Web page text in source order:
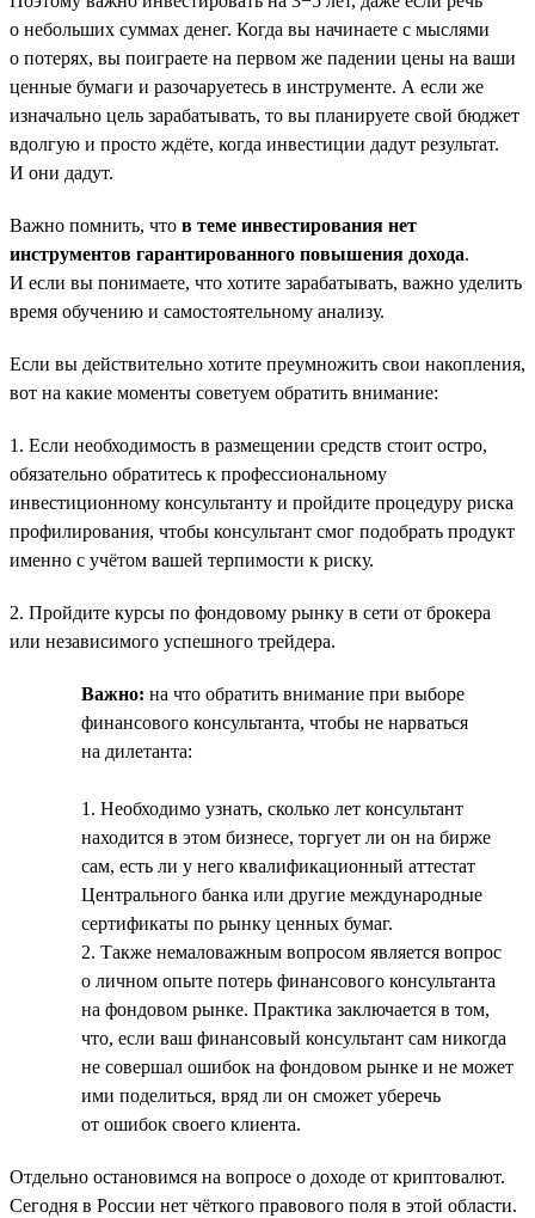
о небольших суммах денег. Когда вы начинаете с мыслями
о потерях, вы поиграете на первом же падении цены на ваши
ценные бумаги и разочаруетесь в инструменте. А если же
изначально цель зарабатывать, то вы планируете свой бюджет
вдолгую и просто ждёте, когда инвестиции дадут результат.
И они дадут.
Важно помнить, что в теме инвестирования нет
инструментов гарантированного повышения дохода.
И если вы понимаете, что хотите зарабатывать, важно уделить
время обучению и самостоятельному анализу.
Если вы действительно хотите преумножить свои накопления,
вот на какие моменты советуем обратить внимание:
1. Если необходимость в размещении средств стоит остро,
обязательно обратитесь к профессиональному
инвестиционному консультанту и пройдите процедуру риска
профилирования, чтобы консультант смог подобрать продукт
именно с учётом вашей терпимости к риску.
2. Пройдите курсы по фондовому рынку в сети от брокера
или независимого успешного трейдера.
Важно: на что обратить внимание при выборе
финансового консультанта, чтобы не нарваться
на дилетанта:
1. Необходимо узнать, сколько лет консультант
находится в этом бизнесе, торгует ли он на бирже
сам, есть ли у него квалификационный аттестат
Центрального банка или другие международные
сертификаты по рынку ценных бумаг.
2. Также немаловажным вопросом является вопрос
о личном опыте потерь финансового консультанта
на фондовом рынке. Практика заключается в том,
что, если ваш финансовый консультант сам никогда
не совершал ошибок на фондовом рынке и не может
ими поделиться, вряд ли он сможет уберечь
от ошибок своего клиента.
Отдельно остановимся на вопросе о доходе от криптовалют.
Сегодня в России нет чёткого правового поля в этой области.